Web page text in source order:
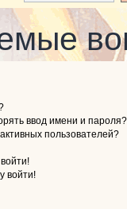
ввод имени и пароля?
пользователей?
войти!